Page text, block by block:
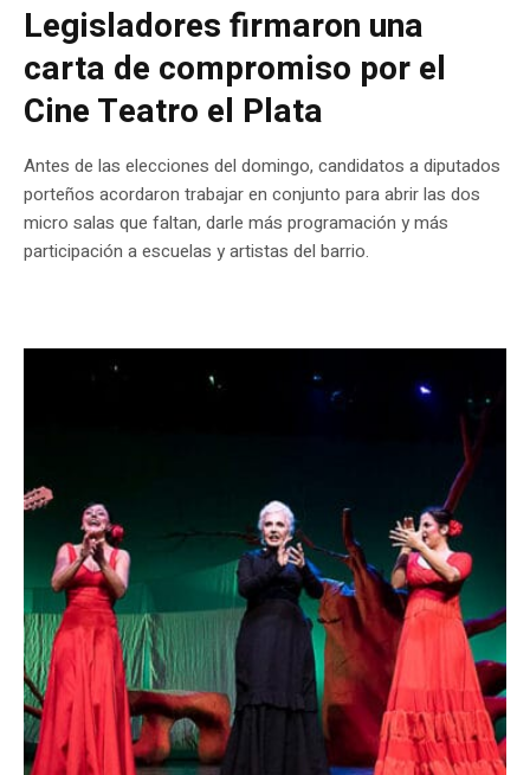
Legisladores firmaron una
carta de compromiso por el
Cine Teatro el Plata
Antes de las elecciones del domingo, candidatos a diputados
porteños acordaron trabajar en conjunto para abrir las dos
micro salas que faltan, darle más programación y más
participación a escuelas y artistas del barrio.